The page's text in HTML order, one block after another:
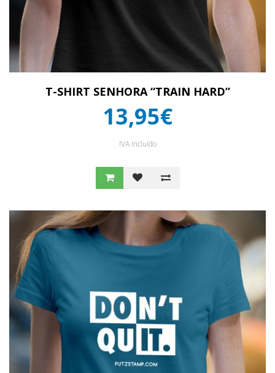
T-SHIRT SENHORA “TRAIN HARD”
13,95€
IVA Incluído